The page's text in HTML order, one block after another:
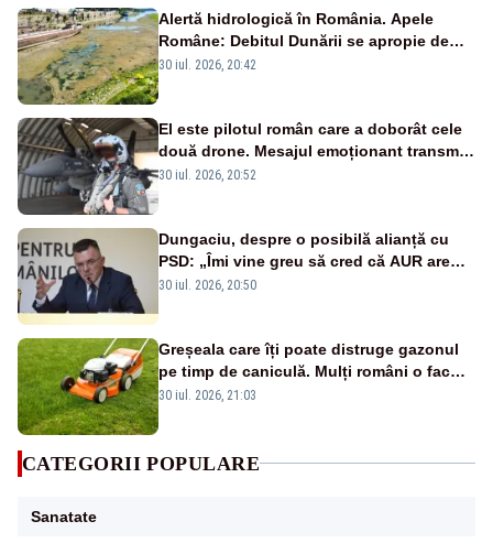
Alertă hidrologică în România. Apele
Române: Debitul Dunării se apropie de
minimul istoric
30 iul. 2026, 20:42
El este pilotul român care a doborât cele
două drone. Mesajul emoționant transmis
românilor - VIDEO
30 iul. 2026, 20:52
Dungaciu, despre o posibilă alianță cu
PSD: „Îmi vine greu să cred că AUR are
încredere că PSD se va ține de cuvânt”
30 iul. 2026, 20:50
Greșeala care îți poate distruge gazonul
pe timp de caniculă. Mulți români o fac
fără să își dea seama
30 iul. 2026, 21:03
CATEGORII POPULARE
Sanatate